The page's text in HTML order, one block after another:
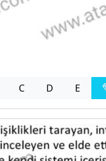
C D E